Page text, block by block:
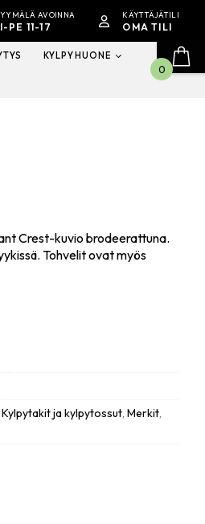
AVOINNA
PE 11-17
KÄYTTÄJÄTILI
OMA TILI
KYLPYHUONE
Crest-kuvio brodeerattuna.
Tohvelit ovat myös
Kylpytakit ja kylpytossut,Merkit,
0